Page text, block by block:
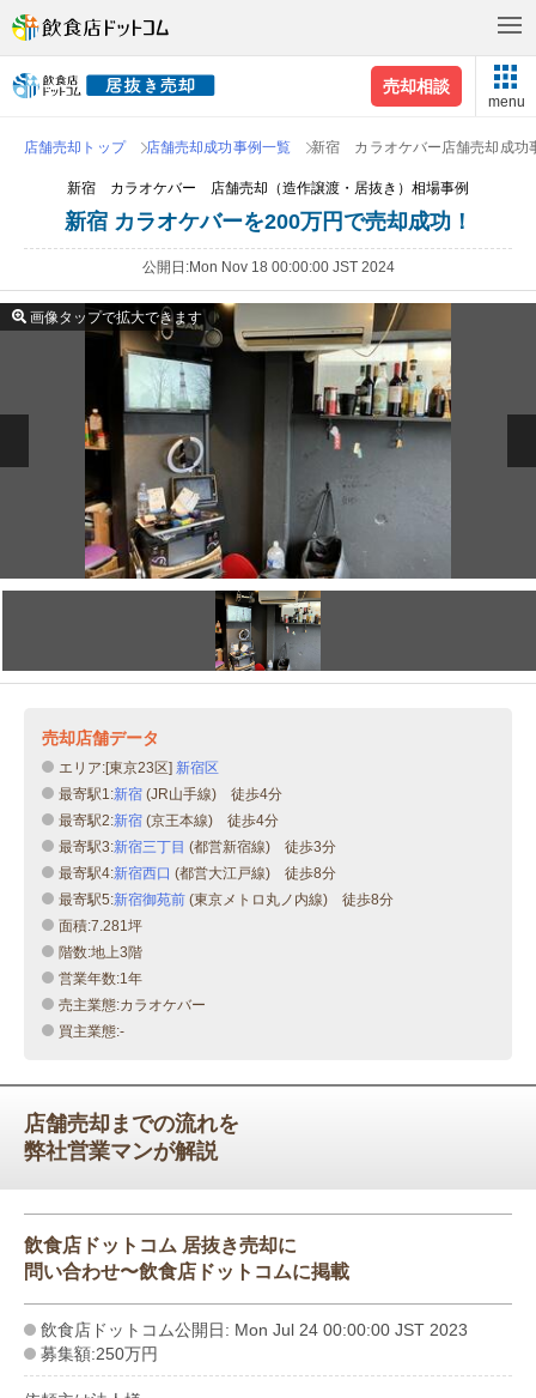
売却相談
menu
店舗売却トップ 店舗売却成功事例一覧 新宿 カラオケバー店舗売却成功
新宿 カラオケバー 店舗売却（造作譲渡・居抜き）相場事例
新宿 カラオケバーを200万円で売却成功！
公開日 Mon Nov 18 00:00:00 JST 2024
画像タップで拡大できます
売却店舗データ
エリア:[東京23区] 新宿区
最寄駅1:新宿 (JR山手線) 徒歩4分
最寄駅2:新宿 (京王本線) 徒歩4分
最寄駅3:新宿三丁目 (都営新宿線) 徒歩3分
最寄駅4:新宿西口 (都営大江戸線) 徒歩8分
最寄駅5:新宿御苑前 (東京メトロ丸ノ内線) 徒歩8分
面積:7.281坪
階数:地上3階
営業年数:1年
売主業態:カラオケバー
買主業態:-
店舗売却までの流れを
弊社営業マンが解説
飲食店ドットコム 居抜き売却に
問い合わせ〜飲食店ドットコムに掲載
飲食店ドットコム公開日: Mon Jul 24 00:00:00 JST 2023
募集額:250万円